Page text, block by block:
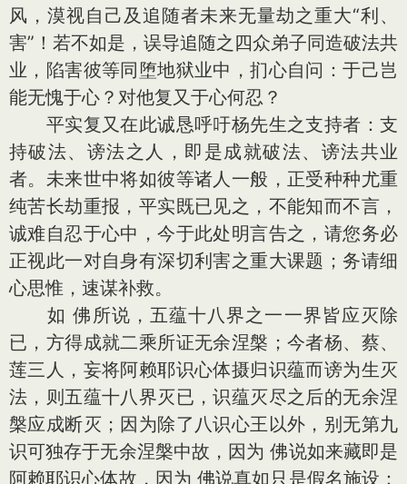
风，漠视自己及追随者未来无量劫之重大“利、
害”！若不如是，误导追随之四众弟子同造破法共
业，陷害彼等同堕地狱业中，扪心自问：于己岂
能无愧于心？对他复又于心何忍？
平实复又在此诚恳呼吁杨先生之支持者：支
持破法、谤法之人，即是成就破法、谤法共业
者。未来世中将如彼等诸人一般，正受种种尤重
纯苦长劫重报，平实既已见之，不能知而不言，
诚难自忍于心中，今于此处明言告之，请您务必
正视此一对自身有深切利害之重大课题；务请细
心思惟，速谋补救。
如 佛所说，五蕴十八界之一一界皆应灭除
已，方得成就二乘所证无余涅槃；今者杨、蔡、
莲三人，妄将阿赖耶识心体摄归识蕴而谤为生灭
法，则五蕴十八界灭已，识蕴灭尽之后的无余涅
槃应成断灭；因为除了八识心王以外，别无第九
识可独存于无余涅槃中故，因为 佛说如来藏即是
阿赖耶识心体故，因为 佛说真如只是假名施设：